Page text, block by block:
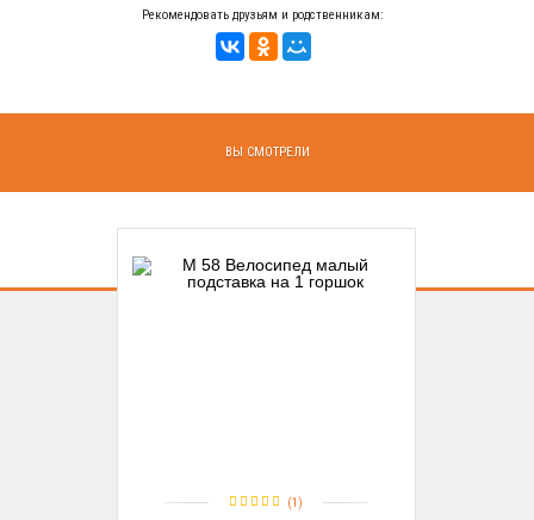
Рекомендовать друзьям и родственникам:
ВЫ СМОТРЕЛИ
(1)